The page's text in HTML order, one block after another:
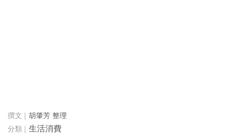
胡肇芳 整理
生活消費